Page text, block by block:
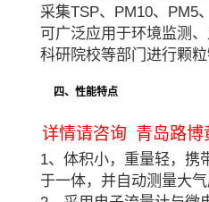
采集TSP、PM10、PM5
可广泛应用于环境监测
科研院校等部门进行颗粒
四、性能特点
详情请咨询 青岛路博
1、体积小，重量轻，携
于一体，并自动测量大气